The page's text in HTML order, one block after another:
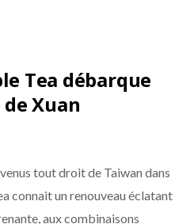
Tea débarque
Xuan
tout droit de Taiwan dans
connait un renouveau éclatant
aux combinaisons